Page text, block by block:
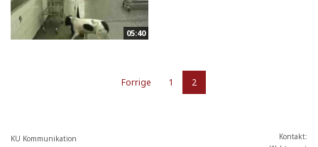
05:40
Forrige 1 2
KU Kommunikation
Kontakt: